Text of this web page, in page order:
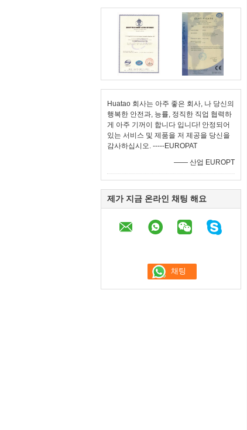
Huatao 회사는 아주 좋은 회사, 나 당신의
행복한 안전과, 능률, 정직한 직업 협력하
게 아주 기꺼이 합니다 입니다! 안정되어
있는 서비스 및 제품을 저 제공을 당신을
감사하십시오. -----EUROPAT
—— 산업 EUROPT
제가 지금 온라인 채팅 해요